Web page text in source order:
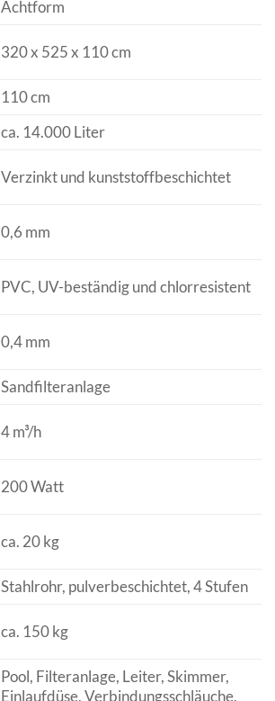
Achtform
320 x 525 x 110 cm
110 cm
ca. 14.000 Liter
Verzinkt und kunststoffbeschichtet
0,6 mm
PVC, UV-beständig und chlorresistent
0,4 mm
Sandfilteranlage
4 m³/h
200 Watt
ca. 20 kg
Stahlrohr, pulverbeschichtet, 4 Stufen
ca. 150 kg
Pool, Filteranlage, Leiter, Skimmer,
Einlaufdüse, Verbindungsschläuche,